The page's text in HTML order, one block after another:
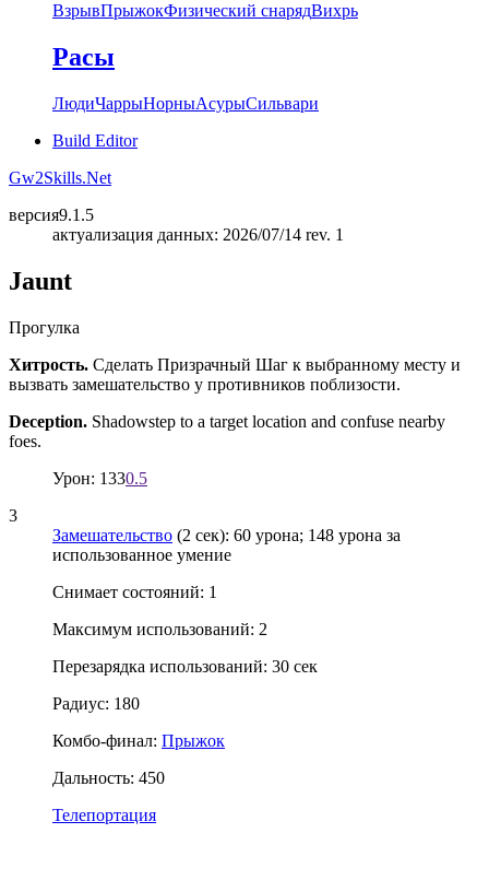
ВзрывПрыжокФизический снарядВихрь
Расы
ЛюдиЧаррыНорныАсурыСильвари
Build Editor
Gw2Skills.Net
версия9.1.5
актуализация данных: 2026/07/14 rev. 1
Jaunt
Прогулка
Хитрость. Сделать Призрачный Шаг к выбранному месту и
вызвать замешательство у противников поблизости.
Deception. Shadowstep to a target location and confuse nearby
foes.
Урон: 1330.5
3
Замешательство (2 сек): 60 урона; 148 урона за
использованное умение
Снимает состояний: 1
Максимум использований: 2
Перезарядка использований: 30 сек
Радиус: 180
Комбо-финал: Прыжок
Дальность: 450
Телепортация